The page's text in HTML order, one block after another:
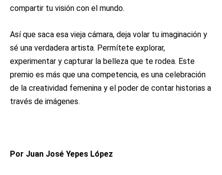
compartir tu visión con el mundo.
Así que saca esa vieja cámara, deja volar tu imaginación y
sé una verdadera artista. Permítete explorar,
experimentar y capturar la belleza que te rodea. Este
premio es más que una competencia, es una celebración
de la creatividad femenina y el poder de contar historias a
través de imágenes.
Por Juan José Yepes López